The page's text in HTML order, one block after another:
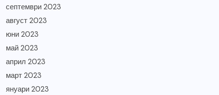
септември 2023
август 2023
юни 2023
май 2023
април 2023
март 2023
януари 2023